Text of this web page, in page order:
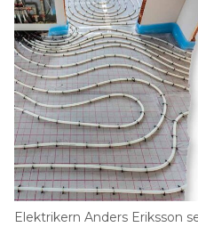
Elektrikern Anders Eriksson